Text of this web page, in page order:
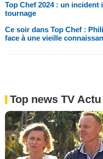
Top Chef 2024 : un incident
tournage
Ce soir dans Top Chef :
face à une vieille
Top news TV Actu